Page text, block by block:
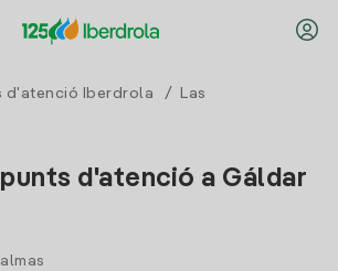
d'atenció Iberdrola /
Las
d'atenció a Gáldar